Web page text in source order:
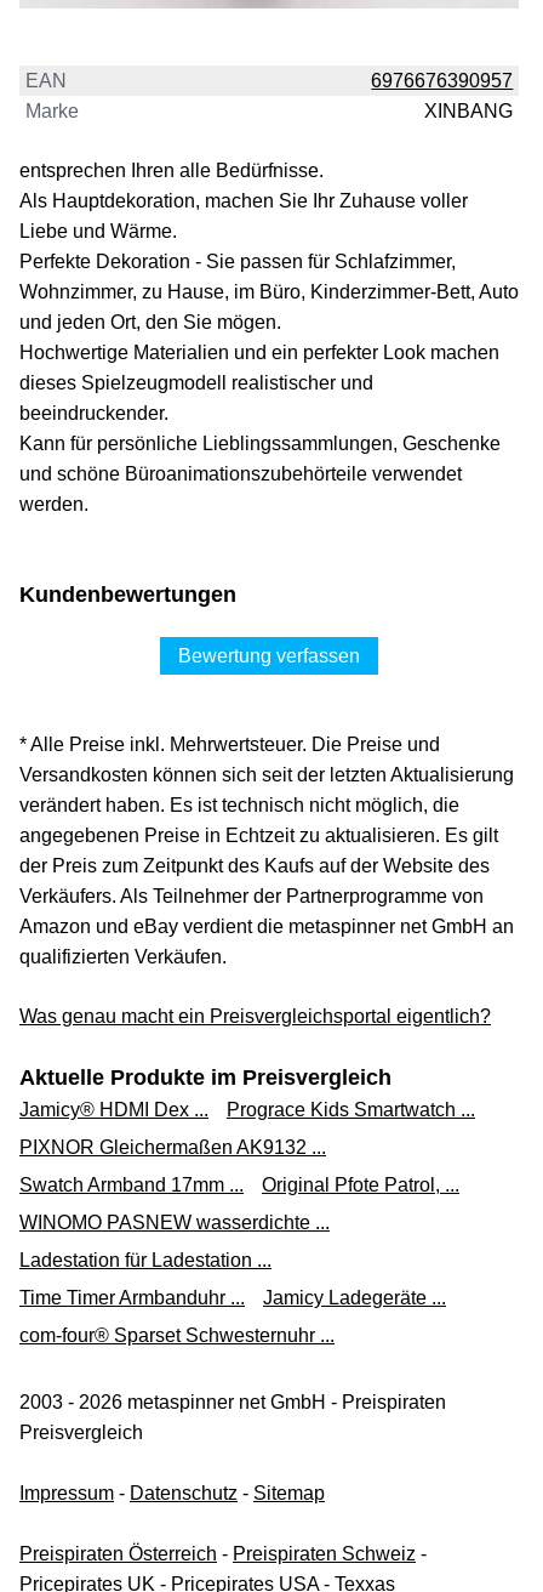
EAN
6976676390957
Marke
XINBANG
entsprechen Ihren alle Bedürfnisse.
Als Hauptdekoration, machen Sie Ihr Zuhause voller
Liebe und Wärme.
Perfekte Dekoration - Sie passen für Schlafzimmer,
Wohnzimmer, zu Hause, im Büro, Kinderzimmer-Bett, Auto
und jeden Ort, den Sie mögen.
Hochwertige Materialien und ein perfekter Look machen
dieses Spielzeugmodell realistischer und
beeindruckender.
Kann für persönliche Lieblingssammlungen, Geschenke
und schöne Büroanimationszubehörteile verwendet
werden.
Kundenbewertungen
Bewertung verfassen
* Alle Preise inkl. Mehrwertsteuer. Die Preise und
Versandkosten können sich seit der letzten Aktualisierung
verändert haben. Es ist technisch nicht möglich, die
angegebenen Preise in Echtzeit zu aktualisieren. Es gilt
der Preis zum Zeitpunkt des Kaufs auf der Website des
Verkäufers. Als Teilnehmer der Partnerprogramme von
Amazon und eBay verdient die metaspinner net GmbH an
qualifizierten Verkäufen.
Was genau macht ein Preisvergleichsportal eigentlich?
Aktuelle Produkte im Preisvergleich
Jamicy® HDMI Dex ...
Prograce Kids Smartwatch ...
PIXNOR Gleichermaßen AK9132 ...
Swatch Armband 17mm ...
Original Pfote Patrol, ...
WINOMO PASNEW wasserdichte ...
Ladestation für Ladestation ...
Time Timer Armbanduhr ...
Jamicy Ladegeräte ...
com-four® Sparset Schwesternuhr ...
2003 - 2026 metaspinner net GmbH - Preispiraten
Preisvergleich
Impressum - Datenschutz - Sitemap
Preispiraten Österreich - Preispiraten Schweiz -
Pricepirates UK - Pricepirates USA- Texxas